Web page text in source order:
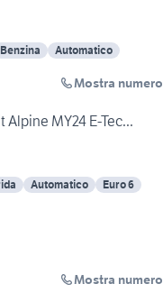
Benzina
Automatico
Mostra numero
MY24 E-Tec...
Automatico Euro 6
Mostra numero